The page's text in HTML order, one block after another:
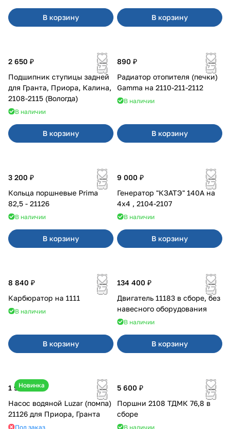
В корзину В корзину
2 650 ₽
Подшипник ступицы задней
для Гранта, Приора, Калина,
2108-2115 (Вологда)
В наличии
В корзину
890 ₽
Радиатор отопителя (печки)
Gamma на 2110-211-2112
В наличии
В корзину
3 200 ₽
Кольца поршневые Prima
82,5 - 21126
В наличии
В корзину
9 000 ₽
Генератор "КЗАТЭ" 140А на
4x4 , 2104-2107
В наличии
В корзину
8 840 ₽
Карбюратор на 1111
В наличии
В корзину
134 400 ₽
Двигатель 11183 в сборе, без
навесного оборудования
В наличии
В корзину
Новинка
1 990 ₽
Насос водяной Luzar (помпа)
21126 для Приора, Гранта
Под заказ
5 600 ₽
Поршни 2108 ТДМК 76,8 в
сборе
В наличии